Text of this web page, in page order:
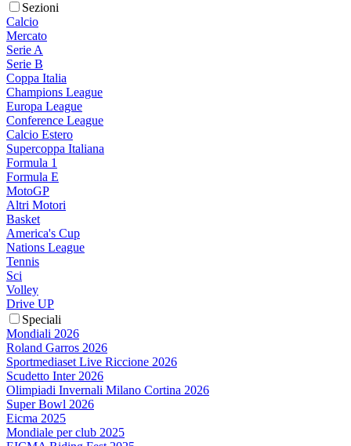
Sezioni
Calcio
Mercato
Serie A
Serie B
Coppa Italia
Champions League
Europa League
Conference League
Calcio Estero
Supercoppa Italiana
Formula 1
Formula E
MotoGP
Altri Motori
Basket
America's Cup
Nations League
Tennis
Sci
Volley
Drive UP
Speciali
Mondiali 2026
Roland Garros 2026
Sportmediaset Live Riccione 2026
Scudetto Inter 2026
Olimpiadi Invernali Milano Cortina 2026
Super Bowl 2026
Eicma 2025
Mondiale per club 2025